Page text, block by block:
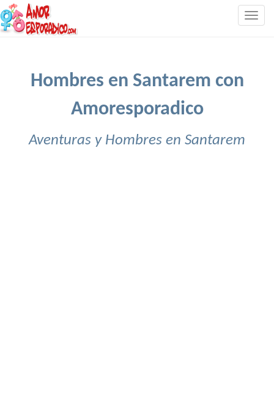
Hombres en Santarem con
Amoresporadico
Aventuras y Hombres en Santarem